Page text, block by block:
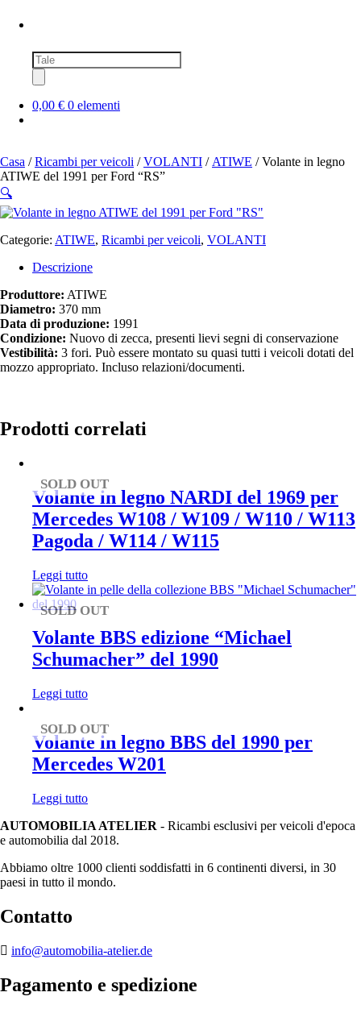
Ricerca
prodotti
0,00 € 0 elementi
Casa /Ricambi per veicoli /VOLANTI / ATIWE / Volante in legno
ATIWE del 1991 per Ford “RS”
🔍
Categorie: ATIWE, Ricambi per veicoli, VOLANTI
Descrizione
Produttore: ATIWE
Diametro: 370 mm
Data di produzione: 1991
Condizione: Nuovo di zecca, presenti lievi segni di conservazione
Vestibilità: 3 fori. Può essere montato su quasi tutti i veicoli dotati del
mozzo appropriato. Incluso relazioni/documenti.
Prodotti correlati
SOLD OUT
Volante in legno NARDI del 1969 per
Mercedes W108 / W109 / W110 / W113
Pagoda / W114 / W115
Leggi tutto
SOLD OUT
Volante BBS edizione “Michael
Schumacher” del 1990
Leggi tutto
SOLD OUT
Volante in legno BBS del 1990 per
Mercedes W201
Leggi tutto
AUTOMOBILIA ATELIER - Ricambi esclusivi per veicoli d'epoca
e automobilia dal 2018.
Abbiamo oltre 1000 clienti soddisfatti in 6 continenti diversi, in 30
paesi in tutto il mondo.
Contatto
info@automobilia-atelier.de
Pagamento e spedizione